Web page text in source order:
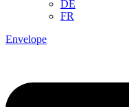
DE
FR
Envelope